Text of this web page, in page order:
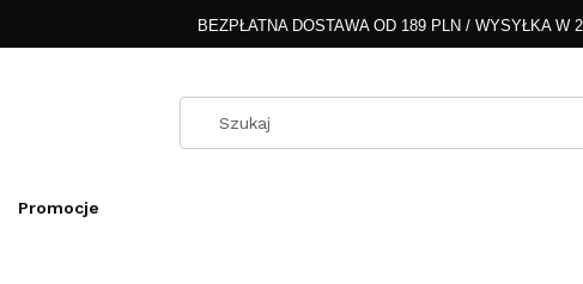
BEZPŁATNA DOSTAWA OD 189 PLN / WYSYŁKA W
Promocje